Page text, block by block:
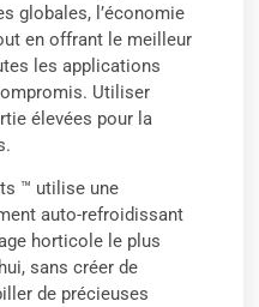
globales, l’économie
en offrant le meilleur
les applications
Utiliser
élevées pour la
™ utilise une
auto-refroidissant
horticole le plus
sans créer de
de précieuses